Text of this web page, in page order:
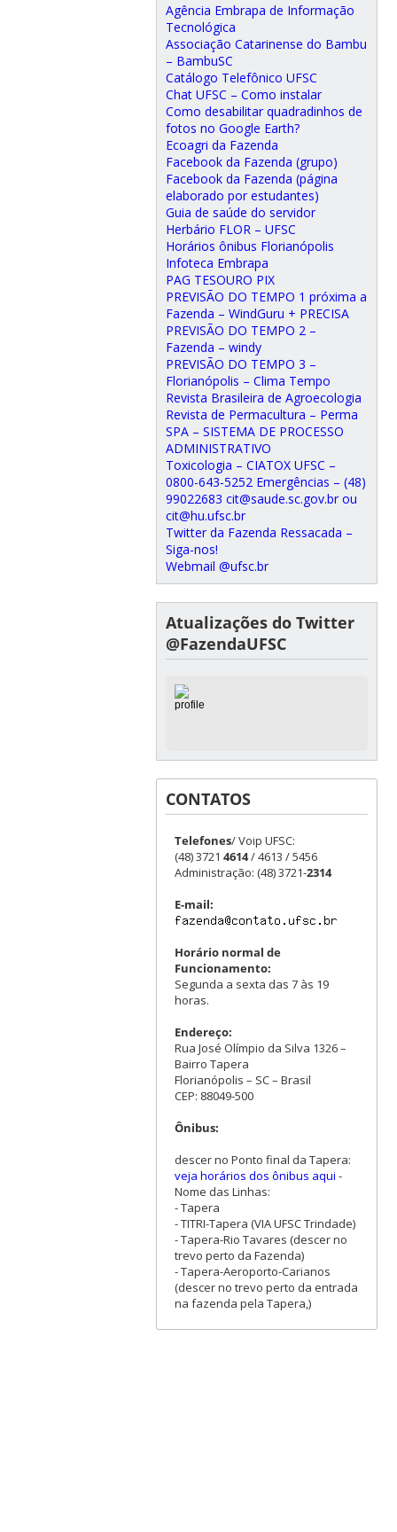
Agência Embrapa de Informação
Tecnológica
Associação Catarinense do Bambu
– BambuSC
Catálogo Telefônico UFSC
Chat UFSC – Como instalar
Como desabilitar quadradinhos de
fotos no Google Earth?
Ecoagri da Fazenda
Facebook da Fazenda (grupo)
Facebook da Fazenda (página
elaborado por estudantes)
Guia de saúde do servidor
Herbário FLOR – UFSC
Horários ônibus Florianópolis
Infoteca Embrapa
PAG TESOURO PIX
PREVISÃO DO TEMPO 1 próxima a
Fazenda – WindGuru + PRECISA
PREVISÃO DO TEMPO 2 –
Fazenda – windy
PREVISÃO DO TEMPO 3 –
Florianópolis – Clima Tempo
Revista Brasileira de Agroecologia
Revista de Permacultura – Perma
SPA – SISTEMA DE PROCESSO
ADMINISTRATIVO
Toxicologia – CIATOX UFSC –
0800-643-5252 Emergências – (48)
99022683 cit@saude.sc.gov.br ou
cit@hu.ufsc.br
Twitter da Fazenda Ressacada –
Siga-nos!
Webmail @ufsc.br
Atualizações do Twitter
@FazendaUFSC
CONTATOS
Telefones/ Voip UFSC:
(48) 3721 4614/ 4613 / 5456
Administração: (48) 3721-2314
E-mail:
Horário normal de
Funcionamento:
Segunda a sexta das 7 às 19
horas.
Endereço:
Rua José Olímpio da Silva 1326 –
Bairro Tapera
Florianópolis – SC – Brasil
CEP: 88049-500
Ônibus:
descer no Ponto final da Tapera:
veja horários dos ônibus aqui -
Nome das Linhas:
- Tapera
- TITRI-Tapera (VIA UFSC Trindade)
- Tapera-Rio Tavares (descer no
trevo perto da Fazenda)
- Tapera-Aeroporto-Carianos
(descer no trevo perto da entrada
na fazenda pela Tapera,)